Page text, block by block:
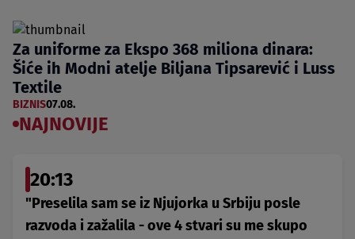
Za uniforme za Ekspo 368 miliona dinara:
Šiće ih Modni atelje Biljana Tipsarević i Luss
Textile
BIZNIS07.08.
NAJNOVIJE
20:13
"Preselila sam se iz Njujorka u Srbiju posle
razvoda i zažalila - ove 4 stvari su me skupo